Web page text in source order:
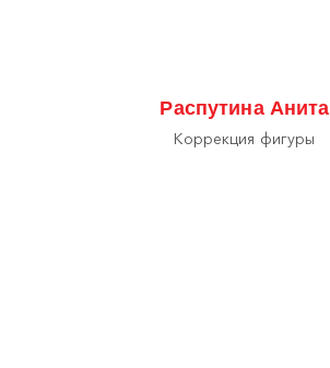
Распутина Анита
Коррекция фигуры